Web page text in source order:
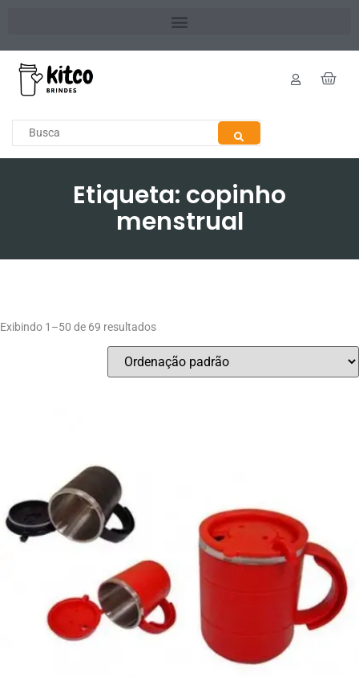
Etiqueta: copinho
menstrual
Exibindo 1–50 de 69 resultados